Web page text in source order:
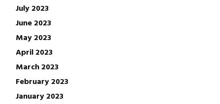
July 2023
June 2023
May 2023
April 2023
March 2023
February 2023
January 2023